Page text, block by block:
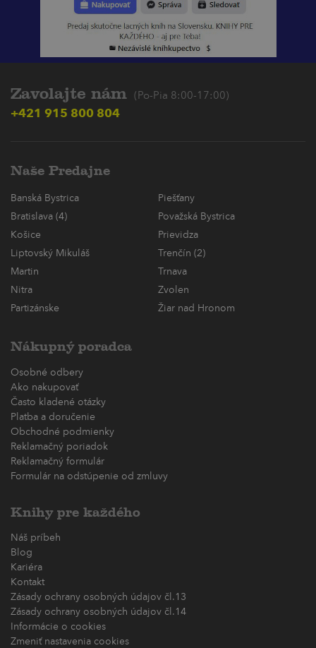
Zavolajte nám (Po-Pia 8:00-17:00)
+421 915 800 804
Naše Predajne
Banská Bystrica
Piešťany
Bratislava (4)
Považská Bystrica
Košice
Prievidza
Liptovský Mikuláš
Trenčín (2)
Martin
Trnava
Nitra
Zvolen
Partizánske
Žiar nad Hronom
Nákupný poradca
Osobné odbery
Ako nakupovať
Často kladené otázky
Platba a doručenie
Obchodné podmienky
Reklamačný poriadok
Reklamačný formulár
Formulár na odstúpenie od zmluvy
Knihy pre každého
Náš príbeh
Blog
Kariéra
Kontakt
Zásady ochrany osobných údajov čl.13
Zásady ochrany osobných údajov čl.14
Informácie o cookies
Zmeniť nastavenia cookies